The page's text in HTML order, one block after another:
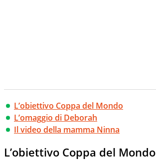
L’obiettivo Coppa del Mondo
L’omaggio di Deborah
Il video della mamma Ninna
L’obiettivo Coppa del Mondo